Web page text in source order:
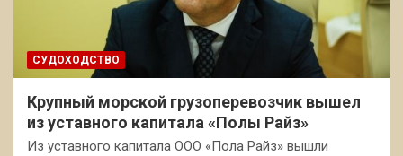
СУДОХОДСТВО
Крупный морской грузоперевозчик вышел
из уставного капитала «Полы Райз»
Из уставного капитала ООО «Пола Райз» вышли